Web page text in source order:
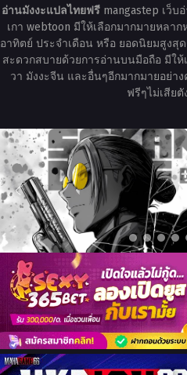
อ่านมังงะแปลไทยฟรีmangastep เว็บ
เกา webtoon มีให้เลือกมากมายหลา
อาทิตย์ ประจำเดือน หรือ ยอดนิยมสูงสุ
สะดวกสบายด้วยการอ่านบนมือถือ มีให้
วา มังงะจีน และอื่นๆอีกมากมายอย่า
ฟรีๆไม่เสีย